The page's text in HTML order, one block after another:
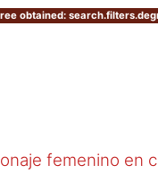
obtained:
femenino en